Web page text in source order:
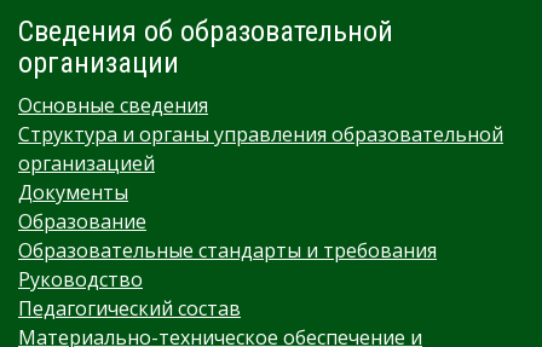
Сведения об образовательной
организации
Основные сведения
Структура и органы управления образовательной
организацией
Документы
Образование
Образовательные стандарты и требования
Руководство
Педагогический состав
Материально-техническое обеспечение и